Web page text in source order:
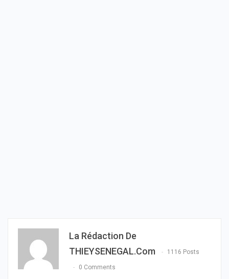
La Rédaction De
THIEYSENEGAL.com
1116 Posts
0 Comments